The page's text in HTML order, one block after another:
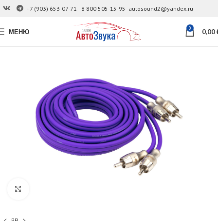
+7 (903) 653-07-71 8 800 505-15-95 autosound2@yandex.ru
МЕНЮ 0 0,00